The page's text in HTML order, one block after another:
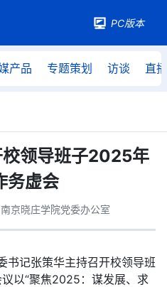
PC版本
产品 专题策划 访谈 直播
领导班子2025年
务虚会
京晓庄学院党委办公室
记张策华主持召开校领导班
以“聚焦2025：谋发展、求